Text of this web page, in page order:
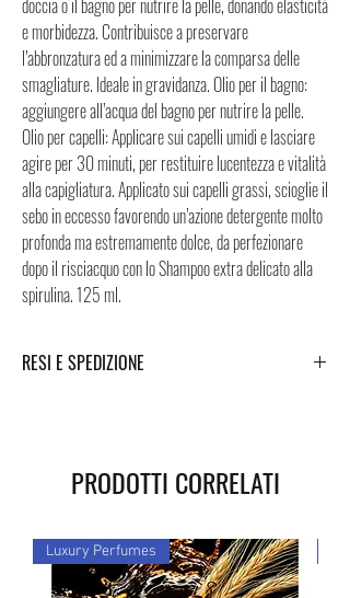
doccia o il bagno per nutrire la pelle, donando elasticità
e morbidezza. Contribuisce a preservare
l’abbronzatura ed a minimizzare la comparsa delle
smagliature. Ideale in gravidanza. Olio per il bagno:
aggiungere all’acqua del bagno per nutrire la pelle.
Olio per capelli: Applicare sui capelli umidi e lasciare
agire per 30 minuti, per restituire lucentezza e vitalità
alla capigliatura. Applicato sui capelli grassi, scioglie il
sebo in eccesso favorendo un’azione detergente molto
profonda ma estremamente dolce, da perfezionare
dopo il risciacquo con lo Shampoo extra delicato alla
spirulina. 125 ml.
RESI E SPEDIZIONE
PRODOTTI CORRELATI
Luxury Perfumes